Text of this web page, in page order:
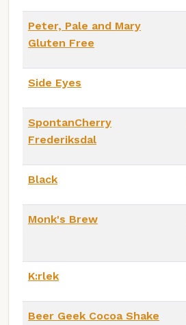
Peter, Pale and Mary
Gluten Free
Side Eyes
SpontanCherry
Frederiksdal
Black
Monk's Brew
K:rlek
Beer Geek Cocoa Shake